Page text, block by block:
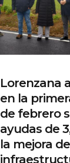
Lorenzana
en la
de febrero
ayudas de
la mejora de